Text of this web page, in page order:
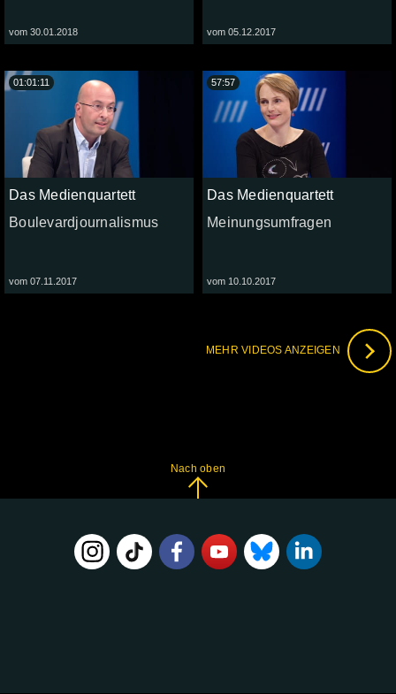
vom 30.01.2018 vom 05.12.2017
Das Medienquartett
Boulevardjournalismus
vom 07.11.2017
01:01:11
Das Medienquartett
Meinungsumfragen
vom 10.10.2017
57:57
MEHR VIDEOS ANZEIGEN
Nach oben